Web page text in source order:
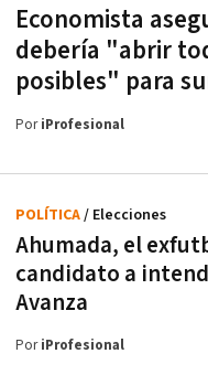
Economista
debería "abrir
posibles" para
PoriProfesional
Ahumada, el
candidato a
Avanza
POLÍTICA/ Elecciones
PoriProfesional